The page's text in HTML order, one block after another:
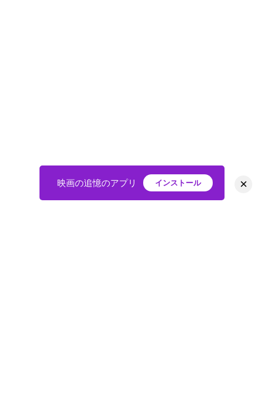
映画の追憶のアプリ インストール ×